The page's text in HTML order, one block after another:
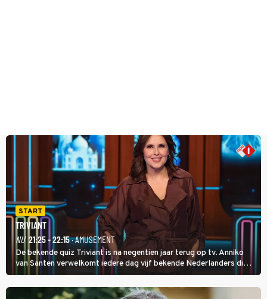
START
TRIVIANT
NU 21:25 - 22:15· AMUSEMENT
De bekende quiz Triviant is na negentien jaar terug op tv. Anniko
van Santen verwelkomt iedere dag vijf bekende Nederlanders die
vragen beantwoorden in verschillende categorieën. De beste
speler gaat direct door naar de finaleweek.